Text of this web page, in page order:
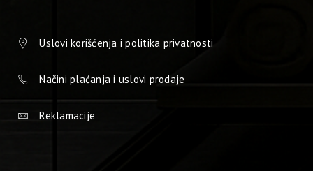
Uslovi korišćenja i politika privatnosti
Načini plaćanja i uslovi prodaje
Reklamacije